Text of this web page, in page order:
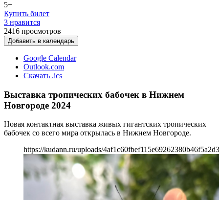
5+
Купить билет
3 нравится
2416 просмотров
Добавить в календарь
Google Calendar
Outlook.com
Скачать .ics
Выставка тропических бабочек в Нижнем
Новгороде 2024
Новая контактная выставка живых гигантских тропических
бабочек со всего мира открылась в Нижнем Новгороде.
https://kudann.ru/uploads/